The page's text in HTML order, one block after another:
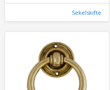
Sekelskifte